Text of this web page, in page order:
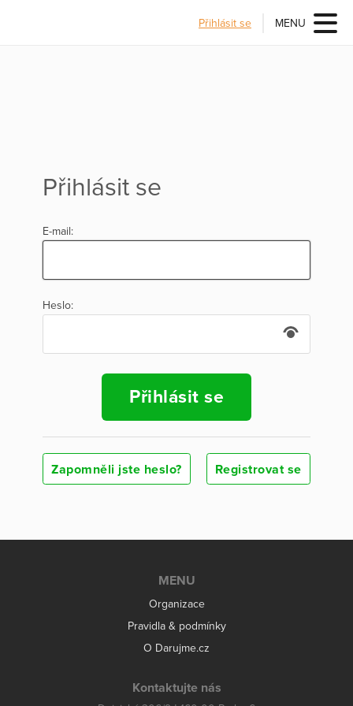
Přihlásit se MENU
Přihlásit se
E-mail:
Heslo:
Přihlásit se
Zapomněli jste heslo? Registrovat se
MENU
Organizace
Pravidla & podmínky
O Darujme.cz
Kontaktujte nás